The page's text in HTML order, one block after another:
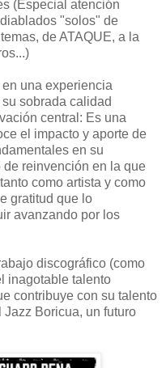
(Especial atención
"solos" de
de ATAQUE, a la
una experiencia
sobrada calidad
central: Es una
el impacto y aporte de
en su
reinvención en la que
como artista y como
gratitud que lo
avanzando por los
discográfico (como
inagotable talento
contribuye con su talento
Boricua, un futuro